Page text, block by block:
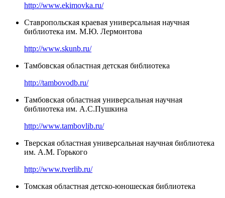
http://www.ekimovka.ru/
Ставропольская краевая универсальная научная
библиотека им. М.Ю. Лермонтова
http://www.skunb.ru/
Тамбовская областная детская библиотека
http://tambovodb.ru/
Тамбовская областная универсальная научная
библиотека им. А.С.Пушкина
http://www.tambovlib.ru/
Тверская областная универсальная научная библиотека
им. А.М. Горького
http://www.tverlib.ru/
Томская областная детско-юношеская библиотека